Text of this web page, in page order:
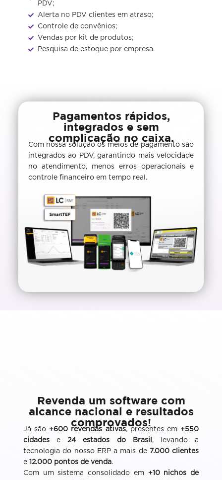
PDV;
Alerta no PDV clientes em atraso;
Controle de convênios;
Vendas por kit de produtos;
Pesquisa de estoque por empresa.
Pagamentos rápidos,
integrados e sem
complicação no caixa.
Com nossa solução os meios de pagamento são
integrados ao PDV, garantindo mais velocidade
no atendimento, menos erros operacionais e
controle financeiro em tempo real.
Revenda um software com
alcance nacional e resultados
comprovados!
Já são +600 revendas ativas, presentes em +550
cidades e24 estados do Brasil , levando a
tecnologia do nosso ERP a mais de 7.000 clientes
e 12.000 pontos de venda.
Com um sistema consolidado em
+10 nichos de